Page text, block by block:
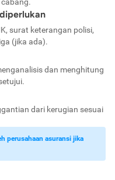
surat keterangan polisi,
(jika ada).
dan menghitung
dari kerugian sesuai
perusahaan asuransi jika